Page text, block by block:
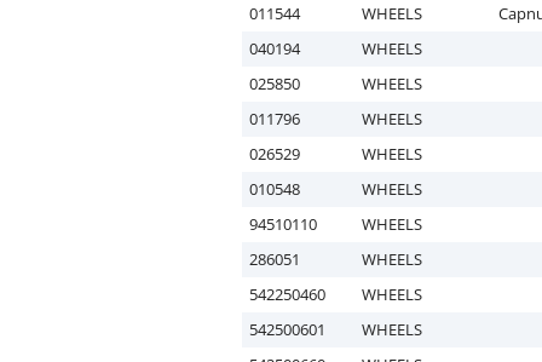
011544
WHEELS
040194
WHEELS
025850
WHEELS
011796
WHEELS
026529
WHEELS
010548
WHEELS
94510110
WHEELS
286051
WHEELS
542250460
WHEELS
542500601
WHEELS